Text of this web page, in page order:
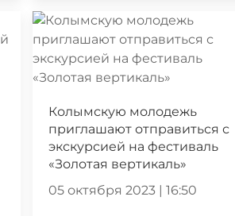
Колымскую молодежь
приглашают отправиться с
экскурсией на фестиваль
«Золотая вертикаль»
05 октября 2023 | 16:50